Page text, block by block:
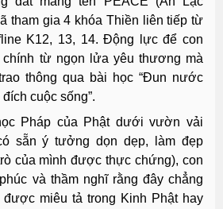
tham gia 4 khóa Thiền liên tiếp từ
K12, 13, 14. Động lực để con
chính từ ngọn lửa yêu thương mà
thông qua bài học “Đun nước
cuộc sống”.
Pháp của Phật dưới vườn vải
sẵn ý tưởng dọn dẹp, làm đẹp
của mình được thực chứng), con
và thầm nghĩ rằng đây chẳng
miêu tả trong Kinh Phật hay